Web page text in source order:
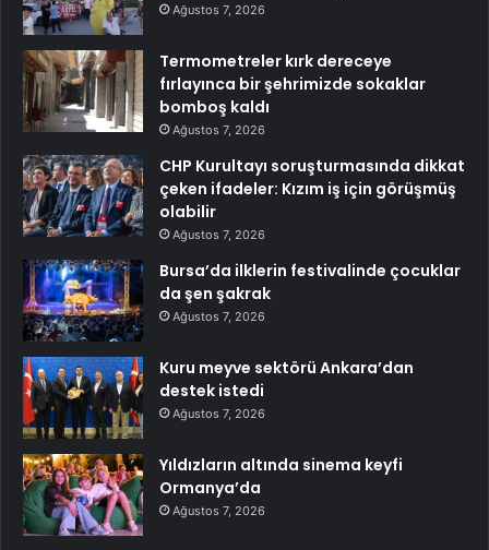
Ağustos 7, 2026
Termometreler kırk dereceye
fırlayınca bir şehrimizde sokaklar
bomboş kaldı
Ağustos 7, 2026
CHP Kurultayı soruşturmasında dikkat
çeken ifadeler: Kızım iş için görüşmüş
olabilir
Ağustos 7, 2026
Bursa’da ilklerin festivalinde çocuklar
da şen şakrak
Ağustos 7, 2026
Kuru meyve sektörü Ankara’dan
destek istedi
Ağustos 7, 2026
Yıldızların altında sinema keyfi
Ormanya’da
Ağustos 7, 2026